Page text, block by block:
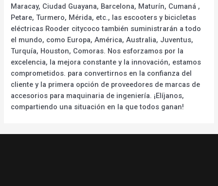
Maracay, Ciudad Guayana, Barcelona, Maturín, Cumaná ,
Petare, Turmero, Mérida, etc., las escooters y bicicletas
eléctricas Rooder citycoco también suministrarán a todo
el mundo, como Europa, América, Australia, Juventus,
Turquía, Houston, Comoras. Nos esforzamos por la
excelencia, la mejora constante y la innovación, estamos
comprometidos. para convertirnos en la confianza del
cliente y la primera opción de proveedores de marcas de
accesorios para maquinaria de ingeniería. ¡Elíjanos,
compartiendo una situación en la que todos ganan!